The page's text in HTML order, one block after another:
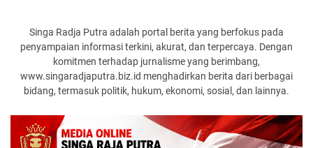
Singa Radja Putra adalah portal berita yang berfokus pada
penyampaian informasi terkini, akurat, dan terpercaya. Dengan
komitmen terhadap jurnalisme yang berimbang,
www.singaradjaputra.biz.id menghadirkan berita dari berbagai
bidang, termasuk politik, hukum, ekonomi, sosial, dan lainnya.